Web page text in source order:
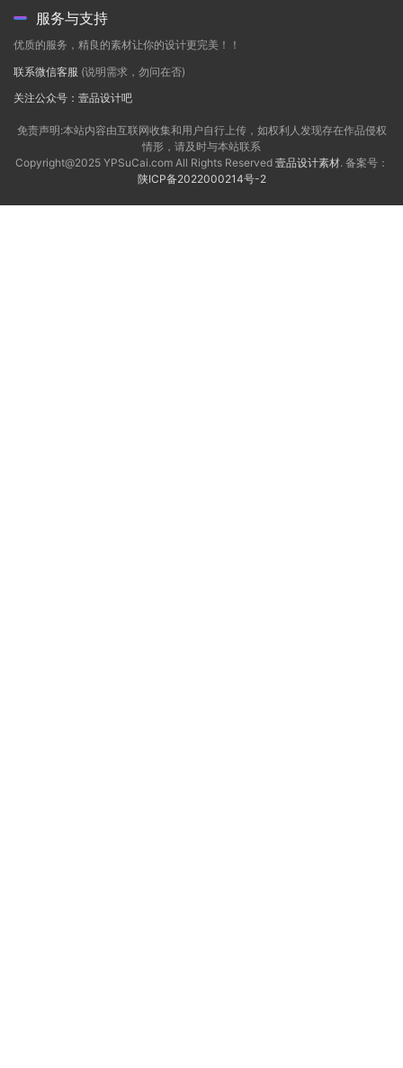
服务与支持
优质的服务，精良的素材让你的设计更完美！！
联系微信客服 (说明需求，勿问在否)
关注公众号：壹品设计吧
免责声明:本站内容由互联网收集和用户自行上传，如权利人发现存在作品侵权
情形，请及时与本站联系
Copyright@2025 YPSuCai.com All Rights Reserved 壹品设计素材. 备案号：
陕ICP备2022000214号-2